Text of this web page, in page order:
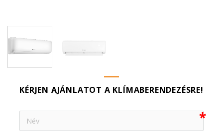
KÉRJEN AJÁNLATOT A KLÍMABERENDEZÉSRE!